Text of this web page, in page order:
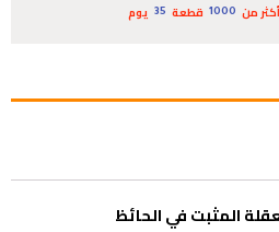
من
1000 قطعة 35 يوم
المثبت في الحائظ